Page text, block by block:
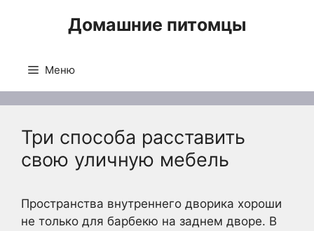
Домашние питомцы
Меню
Три способа расставить
свою уличную мебель
Пространства внутреннего дворика хороши
не только для барбекю на заднем дворе. В